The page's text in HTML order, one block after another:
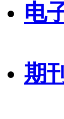
电
期